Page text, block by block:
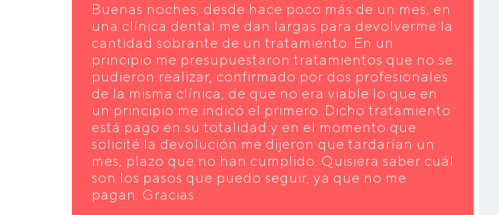
Buenas noches, desde hace poco más de un mes, en
una clínica dental me dan largas para devolverme la
cantidad sobrante de un tratamiento. En un
principio me presupuestaron tratamientos que no se
pudieron realizar, confirmado por dos profesionales
de la misma clínica, de que no era viable lo que en
un principio me indicó el primero. Dicho tratamiento
está pago en su totalidad y en el momento que
solicité la devolución me dijeron que tardarían un
mes, plazo que no han cumplido. Quisiera saber cuál
son los pasos que puedo seguir, ya que no me
pagan. Gracias